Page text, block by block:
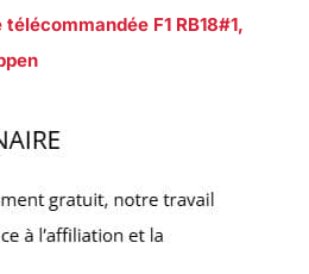
F1 RB18#1,